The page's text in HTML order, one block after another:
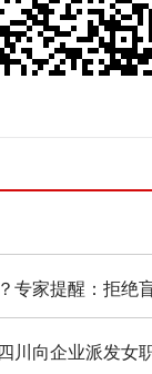
专家提醒：拒绝
川向企业派发女